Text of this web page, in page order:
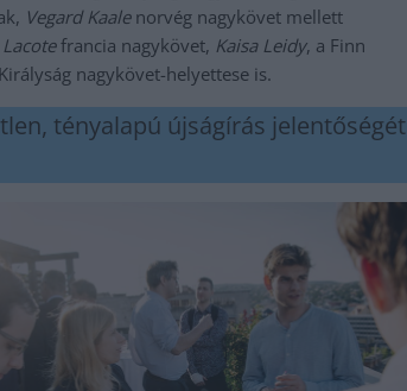
Vegard Kaalenorvég nagykövet mellett
francia nagykövet, Kaisa Leidy, a Finn
nagykövet-helyettese is.
tényalapú újságírás jelentőségét